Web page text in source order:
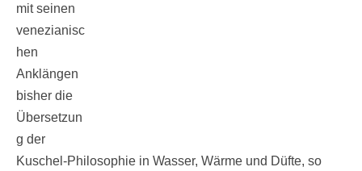
mit seinen
venezianisc
hen
Anklängen
bisher die
Übersetzun
g der
Kuschel-Philosophie in Wasser, Wärme und Düfte, so